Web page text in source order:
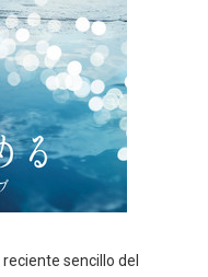
sencillo del